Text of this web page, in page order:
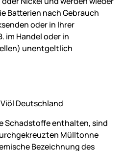
Batterien nach Gebrauch
oder in Ihrer
im Handel oder in
unentgeltlich
Deutschland
Schadstoffe enthalten, sind
Mülltonne
Bezeichnung des